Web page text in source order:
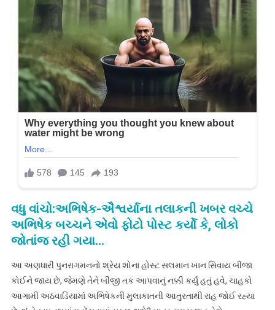
વધુ વાંચો:અભિષેક-ઐશ્વર્યાના તલાકની ખબર વચ્ચે
અભિષેક બચ્ચને એવો ફોટો પોસ્ટ કર્યો કે, લોકો
જોતાંજ રહી ગયા…
આ અણધારી પુનરાગમનનો શ્રેય શોના હોસ્ટ સલમાન ખાન સિવાય બીજા
કોઈને જાય છે, જેમણે તેને બીજી તક આપવાનું નક્કી કર્યું હતું હવે, ચાહકો
આગામી અઠવાડિયામાં અભિષેકની મુલાકાતની આતુરતાથી રાહ જોઈ રહ્યા